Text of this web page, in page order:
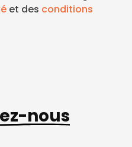
17 août 2026 à
et des conditions
nous